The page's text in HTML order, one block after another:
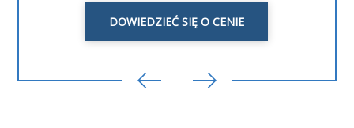
DOWIEDZIEĆ SIĘ O CENIE